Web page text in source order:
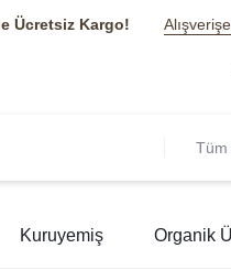
Ücretsiz Kargo!
Tüm
Kuruyemiş Organik